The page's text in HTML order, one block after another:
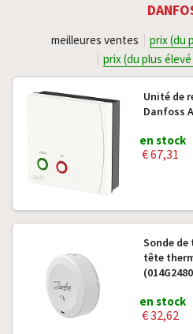
meilleures ventes
prix (du
prix (du plus
Unité de
Danfoss
en stock
€ 67,31
Sonde
tête
en stock
€ 32,62